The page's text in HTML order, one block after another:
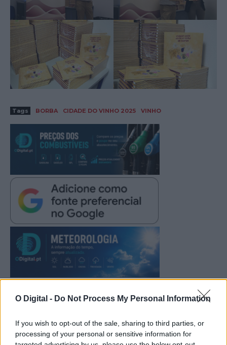
O Digital - Do Not Process My Personal Information
If you wish to opt-out of the sale, sharing to third parties, or
processing of your personal or sensitive information for
Tags BORBA CIDADE DO VINHO 2025 VINHO